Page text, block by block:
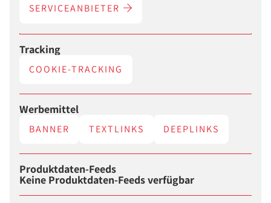
SERVICEANBIETER
Tracking
COOKIE-TRACKING
Werbemittel
BANNER TEXTLINKS DEEPLINKS
Produktdaten-Feeds
Keine Produktdaten-Feeds verfügbar